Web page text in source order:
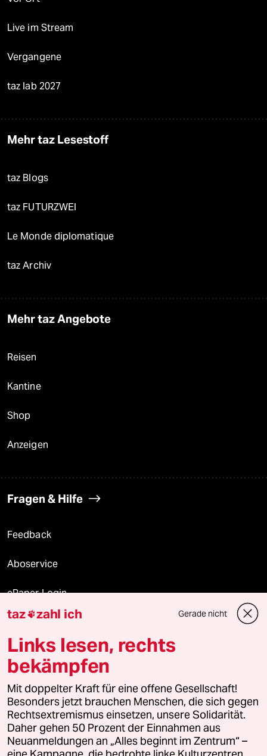
Live im Stream
Vergangene
taz lab 2027
Mehr taz Lesestoff
taz Blogs
taz FUTURZWEI
Le Monde diplomatique
taz Archiv
Mehr taz Angebote
Reisen
Kantine
Shop
Anzeigen
Fragen & Hilfe
Feedback
Aboservice
ePaper Login
Downloads für Abonnierende
© 2026 taz Verlags und Vertriebs GmbH
Alle Rechte vorbehalten. Bei rechtlichen Fragen oder für Genehmigungen
wenden Sie sich bitte an lizenzen@taz.de
Feedback Redaktionsstatut Kommune-Richtlinien
taz zahl ich Gerade nicht
Links lesen, rechts
bekämpfen
Mit doppelter Kraft für eine offene Gesellschaft!
Besonders jetzt brauchen Menschen, die sich gegen
Rechtsextremismus einsetzen, unsere Solidarität.
Daher gehen 50 Prozent der Einnahmen aus
Neuanmeldungen an „Alles beginnt im Zentrum“ –